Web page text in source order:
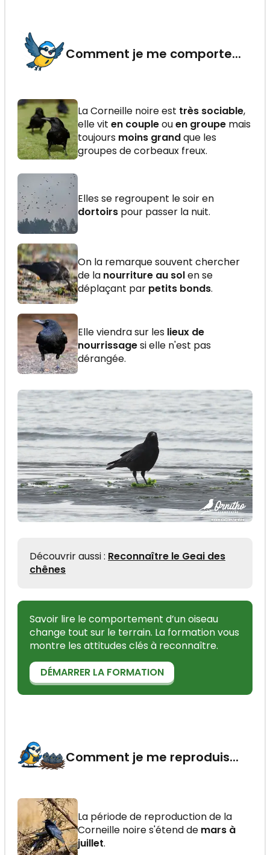
Comment je me comporte...
La Corneille noire est très sociable,
elle vit en coupleouen groupe mais
toujours moins grandque les
groupes de corbeaux freux.
Elles se regroupent le soir en
dortoirs pour passer la nuit.
On la remarque souvent chercher
de la nourriture au solen se
déplaçant par petits bonds.
Elle viendra sur les lieux de
nourrissagesi elle n'est pas
dérangée.
Découvrir aussi : Reconnaître le Geai des
chênes
Savoir lire le comportement d’un oiseau
change tout sur le terrain. La formation vous
montre les attitudes clés à reconnaître.
DÉMARRER LA FORMATION
Comment je me reproduis...
La période de reproduction de la
Corneille noire s'étend de mars à
juillet.